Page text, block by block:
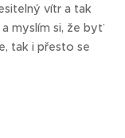
vítr a tak
myslím si, že byť
tak i přesto se